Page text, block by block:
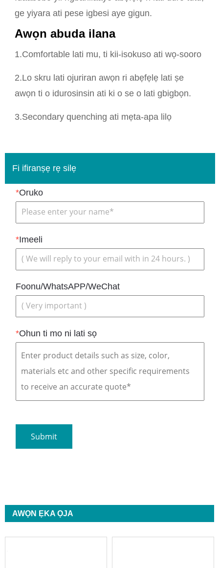
ge yiyara ati pese igbesi aye gigun.
Awọn abuda ilana
1.Comfortable lati mu, ti kii-isokuso ati wọ-sooro
2.Lo skru lati ojuriran awọn ri abẹfẹlẹ lati ṣe
awọn ti o idurosinsin ati ki o se o lati gbigbọn.
3.Secondary quenching ati mẹta-apa lilọ
Fi ifiranṣẹ rẹ silẹ
*Oruko
*Imeeli
Foonu/WhatsAPP/WeChat
*Ohun ti mo ni lati sọ
AWỌN ẸKA ỌJA